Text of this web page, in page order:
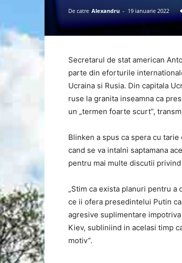
De catre Alexandru - 19 ianuarie 2022
Secretarul de stat american
parte din eforturile
Ucraina si Rusia. Din capitala
ruse la granita inseamna ca
un „termen foarte scurt”,
Blinken a spus ca spera cu
cand se va intalni saptamana
pentru mai multe discutii
„Stim ca exista planuri pentru
ce ii ofera presedintelui Putin
agresive suplimentare
Kiev, subliniind in acelasi timp
motiv”.